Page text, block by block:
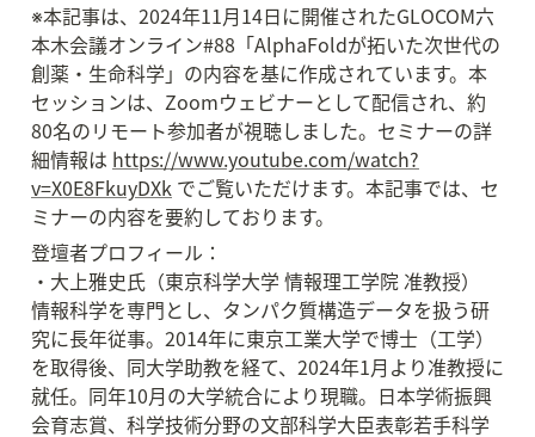
※本記事は、2024年11月14日に開催されたGLOCOM六
本木会議オンライン#88「AlphaFoldが拓いた次世代の
創薬・生命科学」の内容を基に作成されています。本
セッションは、Zoomウェビナーとして配信され、約
80名のリモート参加者が視聴しました。セミナーの詳
細情報は https://www.youtube.com/watch?
v=X0E8FkuyDXk でご覧いただけます。本記事では、セ
ミナーの内容を要約しております。
登壇者プロフィール：
・大上雅史氏（東京科学大学 情報理工学院 准教授）
情報科学を専門とし、タンパク質構造データを扱う研
究に長年従事。2014年に東京工業大学で博士（工学）
を取得後、同大学助教を経て、2024年1月より准教授に
就任。同年10月の大学統合により現職。日本学術振興
会育志賞、科学技術分野の文部科学大臣表彰若手科学